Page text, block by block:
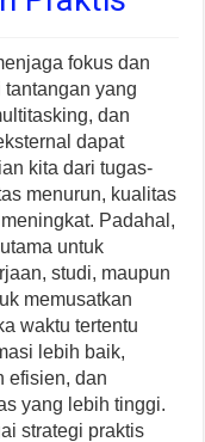
fokus dan
yang
dan
dapat
kita dari tugas-
menurun, kualitas
Padahal,
untuk
studi, maupun
memusatkan
waktu tertentu
lebih baik,
efisien, dan
yang lebih tinggi.
strategi praktis